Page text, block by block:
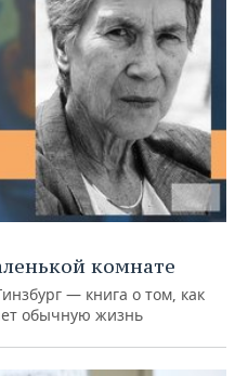
комнате
— книга о том, как
обычную жизнь